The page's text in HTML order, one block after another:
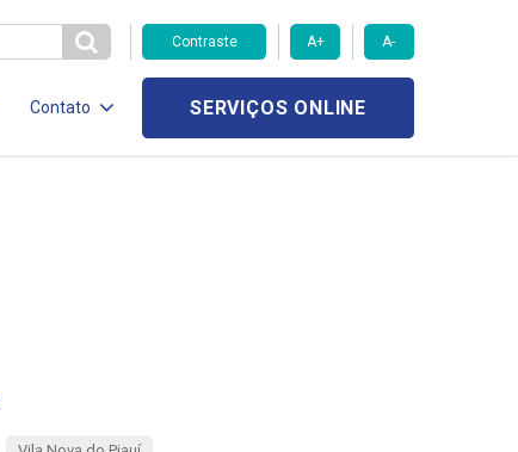
Contraste A+ A-
Contato SERVIÇOS ONLINE